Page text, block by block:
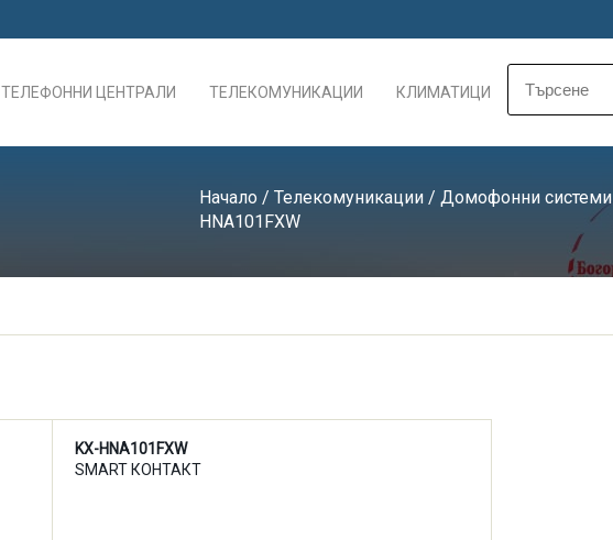
ТЕЛЕФОННИ ЦЕНТРАЛИ ТЕЛЕКОМУНИКАЦИИ КЛИМАТИЦИ
Начало / Телекомуникации / Домофонни системи
HNA101FXW
KX-HNA101FXW
SMART КОНТАКТ